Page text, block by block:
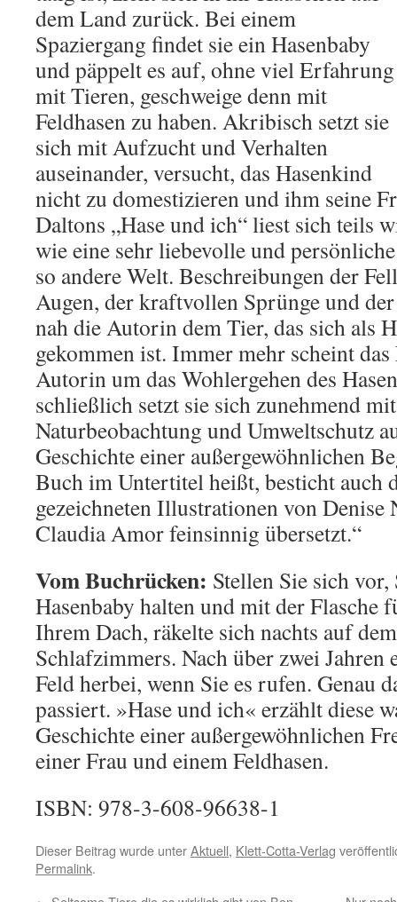
dem Land zurück. Bei einem
Spaziergang findet sie ein Hasenbaby
und päppelt es auf, ohne viel Erfahrung
mit Tieren, geschweige denn mit
Feldhasen zu haben. Akribisch setzt sie
sich mit Aufzucht und Verhalten
auseinander, versucht, das Hasenkind
nicht zu domestizieren und ihm seine
Daltons „Hase und ich“ liest sich teils
wie eine sehr liebevolle und
so andere Welt. Beschreibungen der
Augen, der kraftvollen Sprünge und
nah die Autorin dem Tier, das sich als
gekommen ist. Immer mehr scheint
Autorin um das Wohlergehen des
schließlich setzt sie sich zunehmend
Naturbeobachtung und Umweltschutz
Geschichte einer außergewöhnlichen
Buch im Untertitel heißt, besticht auch
gezeichneten Illustrationen von Denise
Claudia Amor feinsinnig übersetzt.“
Vom Buchrücken: Stellen Sie sich
Hasenbaby halten und mit der Flasche
Ihrem Dach, räkelte sich nachts auf
Schlafzimmers. Nach über zwei
Feld herbei, wenn Sie es rufen. Genau
passiert. »Hase und ich« erzählt diese
Geschichte einer außergewöhnlichen
einer Frau und einem Feldhasen.
ISBN: 978-3-608-96638-1
Dieser Beitrag wurde unterAktuell, Klett-Cotta-Verlag
Permalink.